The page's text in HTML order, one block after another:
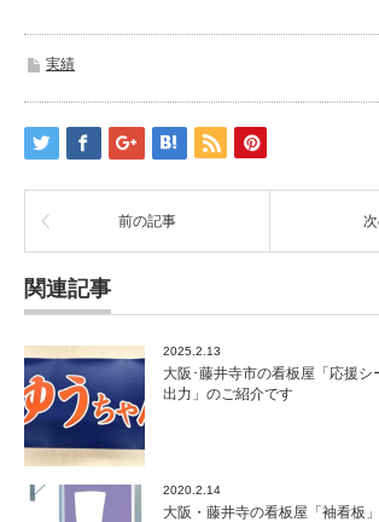
実績
前の記事
関連記事
2025.2.13
大阪･藤井寺市の看板屋「応援シ
出力」のご紹介です
2020.2.14
大阪・藤井寺の看板屋「袖看板